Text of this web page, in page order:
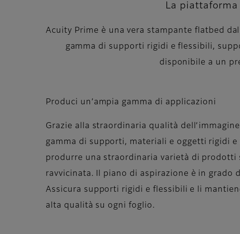
La
Acuity Prime è una vera stampante flatbed
gamma di supporti rigidi e flessibili,
disponibile a un
Produci un’ampia gamma di applicazioni
Grazie alla straordinaria qualità
gamma di supporti, materiali e oggetti rigidi
produrre una straordinaria varietà di prodotti
ravvicinata. Il piano di aspirazione è in grado
Assicura supporti rigidi e flessibili e li
alta qualità su ogni foglio.